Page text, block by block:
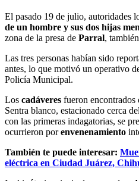
El pasado 19 de julio, autoridades
de un hombre y sus dos hijas
zona de la presa de Parral,
Las tres personas habían sido
antes, lo que motivó un operativo
Policía Municipal.
Los cadáveres fueron
Sentra blanco, estacionado cerca
con las primeras indagatorias, se
ocurrieron porenvenenamiento
También te puede interesar:
eléctrica en Ciudad Juárez,